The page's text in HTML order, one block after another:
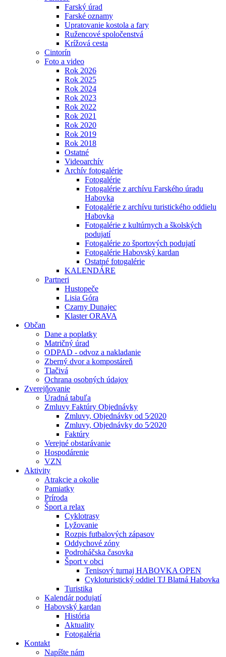
Farský úrad
Farské oznamy
Upratovanie kostola a fary
Ružencové spoločenstvá
Krížová cesta
Cintorín
Foto a video
Rok 2026
Rok 2025
Rok 2024
Rok 2023
Rok 2022
Rok 2021
Rok 2020
Rok 2019
Rok 2018
Ostatné
Videoarchív
Archív fotogalérie
Fotogalérie
Fotogalérie z archívu Farského úradu
Habovka
Fotogalérie z archívu turistického oddielu
Habovka
Fotogalérie z kultúrnych a školských
podujatí
Fotogalérie zo športových podujatí
Fotogalérie Habovský kardan
Ostatné fotogalérie
KALENDÁRE
Partneri
Hustopeče
Lisia Góra
Czarny Dunajec
Klaster ORAVA
Občan
Dane a poplatky
Matričný úrad
ODPAD - odvoz a nakladanie
Zberný dvor a kompostáreň
Tlačivá
Ochrana osobných údajov
Zverejňovanie
Úradná tabuľa
Zmluvy Faktúry Objednávky
Zmluvy, Objednávky od 5⁄2020
Zmluvy, Objednávky do 5⁄2020
Faktúry
Verejné obstarávanie
Hospodárenie
VZN
Aktivity
Atrakcie a okolie
Pamiatky
Príroda
Šport a relax
Cyklotrasy
Lyžovanie
Rozpis futbalových zápasov
Oddychové zóny
Podroháčska časovka
Šport v obci
Tenisový turnaj HABOVKA OPEN
Cykloturistický oddiel TJ Blatná Habovka
Turistika
Kalendár podujatí
Habovský kardan
História
Aktuality
Fotogaléria
Kontakt
Napíšte nám